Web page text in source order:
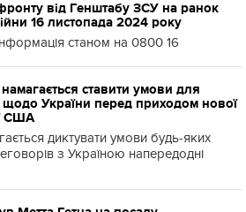
від Генштабу ЗСУ на ранок
16 листопада 2024 року
станом на 0800 16
ставити умови для
щодо України перед приходом нової
США
диктувати умови будь-яких
з Україною напередодні